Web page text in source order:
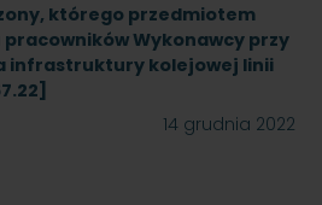
którego przedmiotem
pracowników Wykonawcy przy
infrastruktury kolejowej linii
14 grudnia 2022